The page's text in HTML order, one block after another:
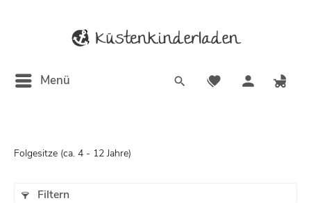
Menü
Folgesitze (ca. 4 - 12 Jahre)
Filtern